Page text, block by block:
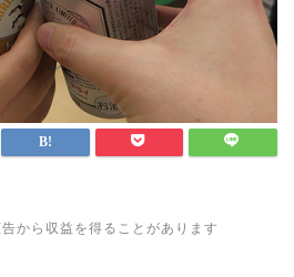
から収益を得ることがあります